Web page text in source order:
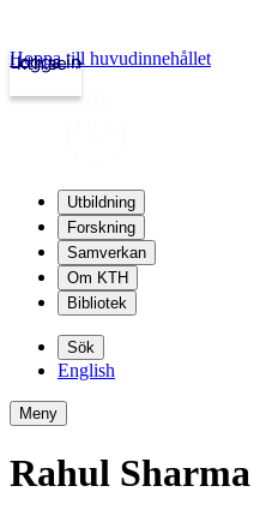
kth.se
Logga in
Hoppa till huvudinnehållet
Utbildning
Forskning
Samverkan
Om KTH
Bibliotek
Sök
English
Meny
Rahul Sharma